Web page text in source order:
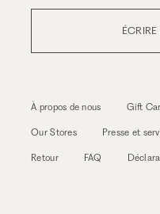
ÉCRIRE
À propos de nous Gift
Our Stores Presse et
Retour FAQ